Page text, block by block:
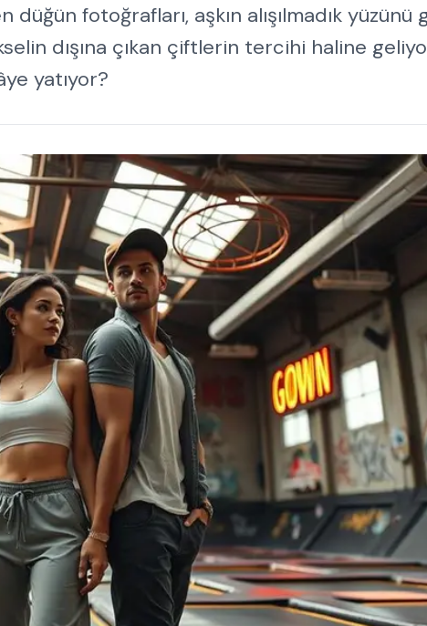
fotoğrafları, aşkın alışılmadık yüzünü
dışına çıkan çiftlerin tercihi haline
yatıyor?